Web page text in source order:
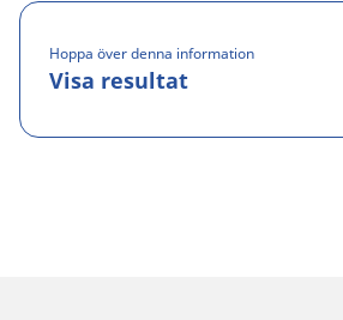
Hoppa över denna information
Visa resultat